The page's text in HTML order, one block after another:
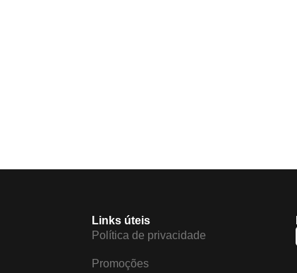
Links úteis
Política de privacidade
Promoções